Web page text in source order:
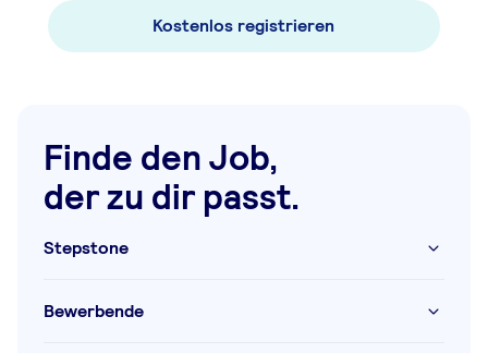
Kostenlos registrieren
Finde den Job,
der zu dir passt.
Stepstone
Bewerbende